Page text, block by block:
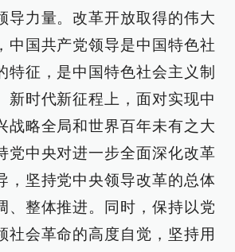
导力量。改革开放取得的伟大
中国共产党领导是中国特色社
特征，是中国特色社会主义制
新时代新征程上，面对实现中
战略全局和世界百年未有之大
党中央对进一步全面深化改革
，坚持党中央领导改革的总体
、整体推进。同时，保持以党
社会革命的高度自觉，坚持用